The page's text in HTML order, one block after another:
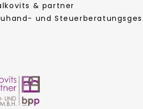
& partner
und